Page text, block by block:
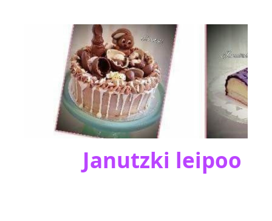
Janutzki leipoo